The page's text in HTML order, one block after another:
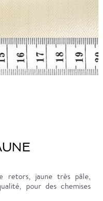
retors, jaune très pâle,
pour des chemises